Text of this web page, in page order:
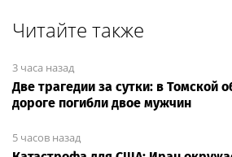
Читайте также
3 часа назад
Две трагедии за сутки: в Томской
дороге погибли двое мужчин
5 часов назад